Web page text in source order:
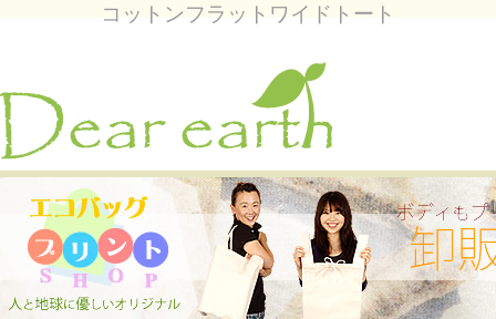
コットンフラットワイドトート